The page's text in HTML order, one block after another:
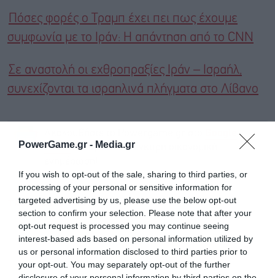
PowerGame.gr - Media.gr
If you wish to opt-out of the sale, sharing to third parties, or
processing of your personal or sensitive information for
targeted advertising by us, please use the below opt-out
section to confirm your selection. Please note that after your
opt-out request is processed you may continue seeing
interest-based ads based on personal information utilized by
us or personal information disclosed to third parties prior to
your opt-out. You may separately opt-out of the further
Πόσες φορές ο Τραμπ έχει πει πως έχουμε
συμφωνία με το Ιράν: Η απάντηση από το CNN
Σε αναστολή οι εχθροπραξίες Ιράν – Ισραήλ,
συνεχίζονται τα ισραηλινά πλήγματα στο Λίβανο
Newsγια άμεση και έγκυρη οικονομική
TAGS: ΗΠΑ ΙΡΑΝ